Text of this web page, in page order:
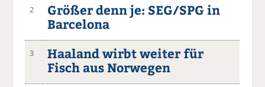
2
Größer denn je: SEG/SPG in
Barcelona
3
Haaland wirbt weiter für
Fisch aus Norwegen